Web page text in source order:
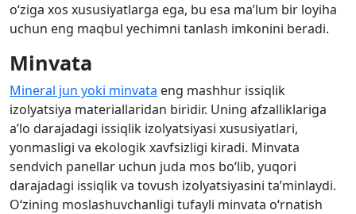
o‘ziga xos xususiyatlarga ega, bu esa ma’lum bir loyiha
uchun eng maqbul yechimni tanlash imkonini beradi.
Minvata
Mineral jun yoki minvata eng mashhur issiqlik
izolyatsiya materiallaridan biridir. Uning afzalliklariga
a’lo darajadagi issiqlik izolyatsiyasi xususiyatlari,
yonmasligi va ekologik xavfsizligi kiradi. Minvata
sendvich panellar uchun juda mos bo‘lib, yuqori
darajadagi issiqlik va tovush izolyatsiyasini ta’minlaydi.
O‘zining moslashuvchanligi tufayli minvata o‘rnatish